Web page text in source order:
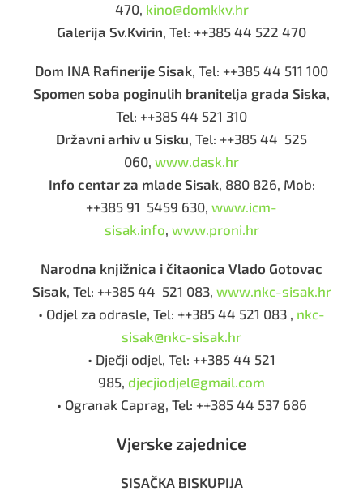
470, kino@domkkv.hr
Galerija Sv.Kvirin, Tel: ++385 44 522 470
Dom INA Rafinerije Sisak, Tel: ++385 44 511 100
Spomen soba poginulih branitelja grada Siska,
Tel: ++385 44 521 310
Državni arhiv u Sisku, Tel: ++385 44 525
060, www.dask.hr
Info centar za mlade Sisak, 880 826, Mob:
++385 91 5459 630, www.icm-
sisak.info, www.proni.hr
Narodna knjižnica i čitaonica Vlado Gotovac
Sisak, Tel: ++385 44 521 083, www.nkc-sisak.hr
• Odjel za odrasle, Tel: ++385 44 521 083 , nkc-
sisak@nkc-sisak.hr
• Dječji odjel, Tel: ++385 44 521
985, djecjiodjel@gmail.com
• Ogranak Caprag, Tel: ++385 44 537 686
Vjerske zajednice
SISAČKA BISKUPIJA